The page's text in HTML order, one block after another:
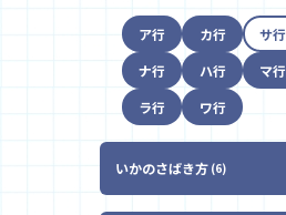
ア行 カ行 サ行
ナ行
ハ行 マ行
ラ行
ワ行
いかのさばき方 6